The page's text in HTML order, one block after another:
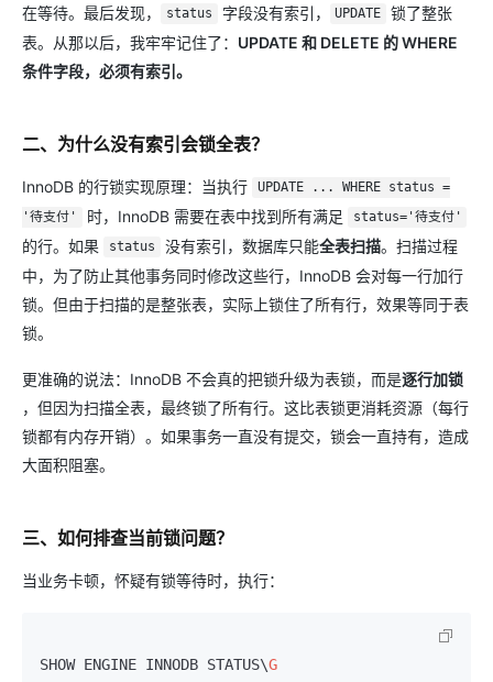
在等待。最后发现，
status 字段没有索引， UPDATE
锁了整张
表。从那以后，我牢牢记住了： UPDATE 和 DELETE 的 WHERE
条件字段，必须有索引。
二、为什么没有索引会锁全表？
InnoDB 的行锁实现原理：当执行
UPDATE ... WHERE status =
'待支付'
时，InnoDB 需要在表中找到所有满足 status='待支付'
的行。如果 status 没有索引，数据库只能​全表扫描​。扫描过程
中，为了防止其他事务同时修改这些行，InnoDB 会对每一行加行
锁。但由于扫描的是整张表，实际上锁住了所有行，效果等同于表
锁。
更准确的说法：InnoDB 不会真的把锁升级为表锁，而是​逐行加锁
，但因为扫描全表，最终锁了所有行。这比表锁更消耗资源（每行
锁都有内存开销）。如果事务一直没有提交，锁会一直持有，造成
大面积阻塞。
三、如何排查当前锁问题？
当业务卡顿，怀疑有锁等待时，执行：
SHOW ENGINE INNODB STATUS\G